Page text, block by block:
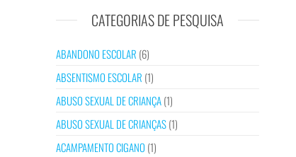
CATEGORIAS DE PESQUISA
ABANDONO ESCOLAR (6)
ABSENTISMO ESCOLAR (1)
ABUSO SEXUAL DE CRIANÇA(1)
ABUSO SEXUAL DE CRIANÇAS(1)
ACAMPAMENTO CIGANO (1)